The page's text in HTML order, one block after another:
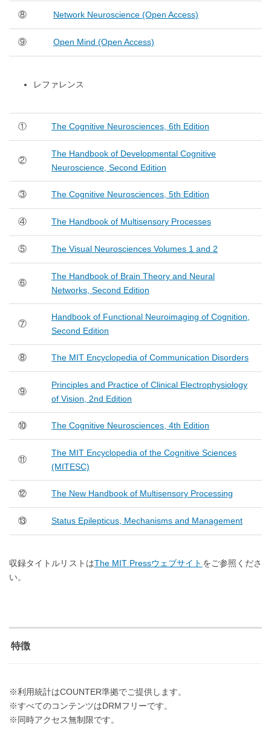
⑧ Network Neuroscience (Open Access)
⑨ Open Mind (Open Access)
レファレンス
① The Cognitive Neurosciences, 6th Edition
②
The Handbook of Developmental Cognitive
Neuroscience, Second Edition
③ The Cognitive Neurosciences, 5th Edition
④ The Handbook of Multisensory Processes
⑤ The Visual Neurosciences Volumes 1 and 2
⑥
The Handbook of Brain Theory and Neural
Networks, Second Edition
⑦
Handbook of Functional Neuroimaging of Cognition,
Second Edition
⑧ The MIT Encyclopedia of Communication Disorders
⑨
Principles and Practice of Clinical Electrophysiology
of Vision, 2nd Edition
⑩ The Cognitive Neurosciences, 4th Edition
⑪
The MIT Encyclopedia of the Cognitive Sciences
(MITESC)
⑫ The New Handbook of Multisensory Processing
⑬ Status Epilepticus, Mechanisms and Management
収録タイトルリストはThe MIT Pressウェブサイト をご参照くださ
い。
特徴
※利用統計はCOUNTER準拠でご提供します。
※すべてのコンテンツはDRMフリーです。
※同時アクセス無制限です。